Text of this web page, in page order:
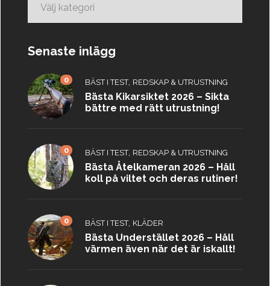
Senaste inlägg
0 BÄST I TEST, REDSKAP & UTRUSTNING
Bästa Kikarsiktet 2026 – Sikta
bättre med rätt utrustning!
0 BÄST I TEST, REDSKAP & UTRUSTNING
Bästa Åtelkameran 2026 – Håll
koll på viltet och deras rutiner!
0 BÄST I TEST, KLÄDER
Bästa Understället 2026 – Håll
värmen även när det är iskallt!